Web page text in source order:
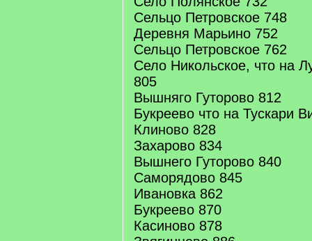
Сельцо Петровское 748
Деревня Марьино 752
Сельцо Петровское 762
Село Никольское, что на
805
Вышняго Гуторово 812
Букреево что на Тускари
Клиново 828
Захарово 834
Вышнего Гуторово 840
Саморядово 845
Ивановка 862
Букреево 870
Касиново 878